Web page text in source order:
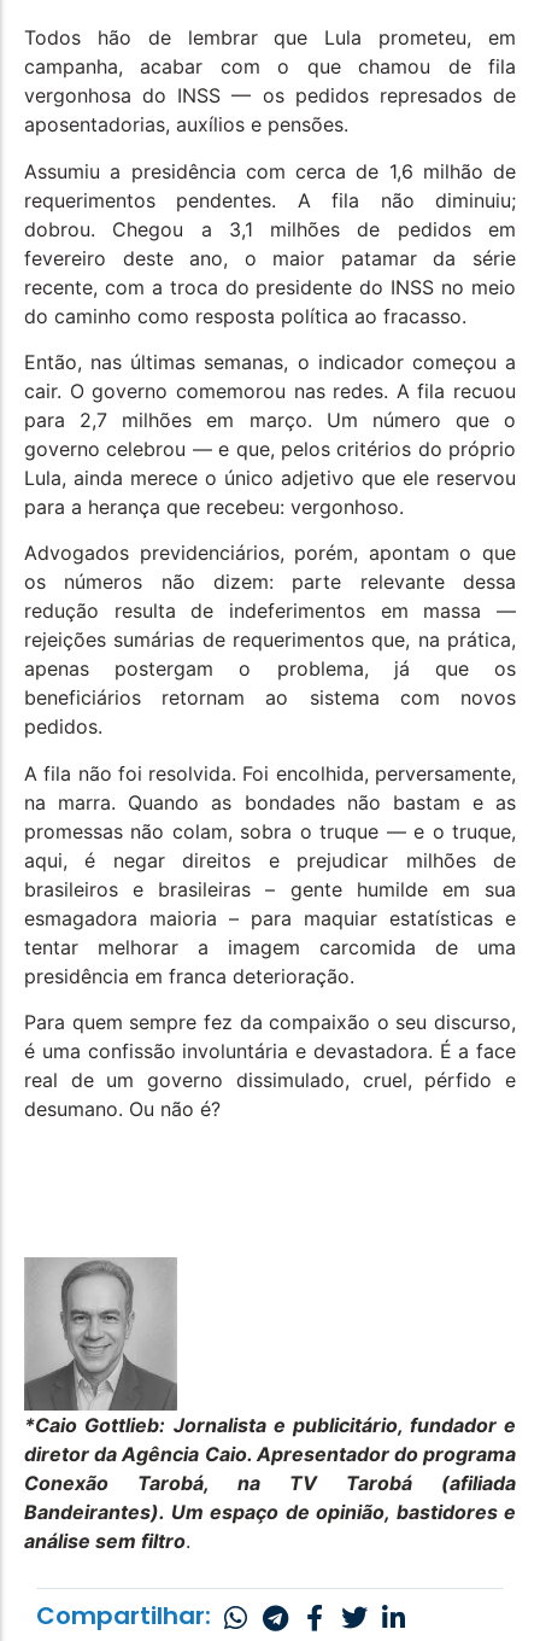
Todos hão de lembrar que Lula prometeu, em
campanha, acabar com o que chamou de fila
vergonhosa do INSS — os pedidos represados de
aposentadorias, auxílios e pensões.
Assumiu a presidência com cerca de 1,6 milhão de
requerimentos pendentes. A fila não diminuiu;
dobrou. Chegou a 3,1 milhões de pedidos em
fevereiro deste ano, o maior patamar da série
recente, com a troca do presidente do INSS no meio
do caminho como resposta política ao fracasso.
Então, nas últimas semanas, o indicador começou a
cair. O governo comemorou nas redes. A fila recuou
para 2,7 milhões em março. Um número que o
governo celebrou — e que, pelos critérios do próprio
Lula, ainda merece o único adjetivo que ele reservou
para a herança que recebeu: vergonhoso.
Advogados previdenciários, porém, apontam o que
os números não dizem: parte relevante dessa
redução resulta de indeferimentos em massa —
rejeições sumárias de requerimentos que, na prática,
apenas postergam o problema, já que os
beneficiários retornam ao sistema com novos
pedidos.
A fila não foi resolvida. Foi encolhida, perversamente,
na marra. Quando as bondades não bastam e as
promessas não colam, sobra o truque — e o truque,
aqui, é negar direitos e prejudicar milhões de
brasileiros e brasileiras – gente humilde em sua
esmagadora maioria – para maquiar estatísticas e
tentar melhorar a imagem carcomida de uma
presidência em franca deterioração.
Para quem sempre fez da compaixão o seu discurso,
é uma confissão involuntária e devastadora.​​​​​​​​​​​​​​​​ É a face
real de um governo dissimulado, cruel, pérfido e
desumano. Ou não é?
*Caio Gottlieb: Jornalista e publicitário, fundador e
diretor da Agência Caio. Apresentador do programa
Conexão Tarobá, na TV Tarobá (afiliada
Bandeirantes). Um espaço de opinião, bastidores e
análise sem filtro.
Compartilhar: